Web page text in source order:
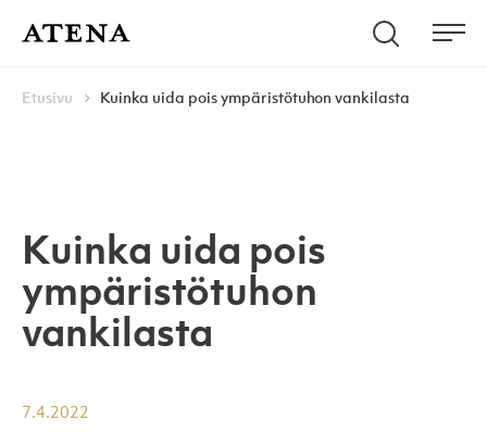
Atena Kustannus Hae
Navigoi
Etusivu
Kuinka uida pois ympäristötuhon vankilasta
Kuinka uida pois
ympäristötuhon
vankilasta
7.4.2022